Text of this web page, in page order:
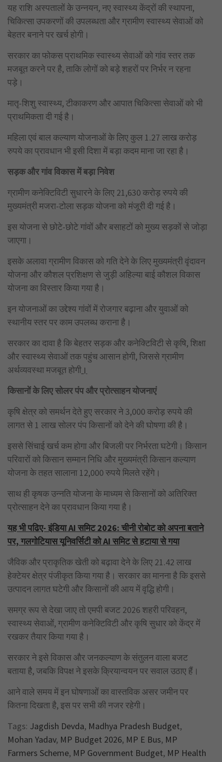
यह राशि अस्पतालों के उन्नयन, नए स्वास्थ्य केंद्रों की स्थापना,
चिकित्सा उपकरणों की उपलब्धता और ग्रामीण स्वास्थ्य सेवाओं को
बेहतर बनाने पर खर्च होगी।
सरकार का फोकस प्राथमिक स्वास्थ्य सेवाओं को गांव स्तर तक
मजबूत करने पर है, ताकि लोगों को बड़े शहरों पर निर्भर न रहना
पड़े।
मातृ-शिशु स्वास्थ्य, टीकाकरण और आपात चिकित्सा सेवाओं को भी
प्राथमिकता दी गई है।
महिला एवं बाल कल्याण योजनाओं के लिए कुल 1.27 लाख करोड़
रुपये का प्रावधान भी इसी दिशा में बड़ा कदम माना जा रहा है।
सड़क और गांव विकास में बड़ा निवेश
ग्रामीण कनेक्टिविटी सुधारने के लिए 21,630 करोड़ रुपये की
मुख्यमंत्री मजरा-टोला सड़क योजना को मंजूरी दी गई है।
इस योजना से छोटे-छोटे गांवों और बसाहटों को मुख्य सड़कों से जोड़ा
जाएगा।
इसके अलावा ग्रामीण विकास को गति देने के लिए मुख्यमंत्री वृंदावन
योजना और कौशल प्रशिक्षण से जुड़ी अहिल्या बाई कौशल विकास
योजना का विस्तार किया गया है।
इन योजनाओं का उद्देश्य गांवों में रोजगार बढ़ाना और युवाओं को
स्थानीय स्तर पर काम उपलब्ध कराना है।
सरकार का दावा है कि बेहतर सड़क और कनेक्टिविटी से कृषि, शिक्षा
और स्वास्थ्य सेवाओं तक पहुंच आसान होगी, जिससे ग्रामीण
अर्थव्यवस्था मजबूत होगी ।
किसानों के लिए सोलर पंप और प्रोत्साहन योजनाएं
कृषि क्षेत्र को समर्थन देते हुए सरकार ने 3,000 करोड़ रुपये की
लागत से 1 लाख सोलर पंप किसानों को देने की घोषणा की है।
इससे सिंचाई खर्च कम होगा और बिजली पर निर्भरता घटेगी। किसान
परिवारों को किसान सम्मान निधि और मुख्यमंत्री किसान कल्याण
योजना के तहत सालाना 12,000 रुपये मिलते रहेंगे।
साथ ही कृषक उन्नति योजना के माध्यम से किसानों को अतिरिक्त
प्रोत्साहन देने का प्रावधान किया गया है।
यह भी पढिए- इंडिया AI समिट 2026: चीनी रोबोट को अपना बताने
पर, गलगोटियास यूनिवर्सिटी को AI समिट से हटाया से गया
जैविक और प्राकृतिक खेती को बढ़ावा देने के लिए 21.42 लाख
हेक्टेयर क्षेत्र पंजीकृत किया गया है। सरकार का मानना है कि इससे
उत्पादन लागत घटेगी और किसानों की आय में वृद्धि होगी।
समग्र रूप से देखा जाए तो एमपी बजट 2026 शहरी परिवहन,
स्वास्थ्य सेवाओं, ग्रामीण कनेक्टिविटी और कृषि सुधार को केंद्र में
रखकर तैयार किया गया है।
सरकार ने इसे विकास और जनकल्याण के संतुलन वाला बजट
बताया है, जबकि विपक्ष ने इसके क्रियान्वयन पर सवाल उठाए हैं।
आने वाले समय में इन घोषणाओं का वास्तविक असर जमीन पर
कितना दिखता है, इस पर सभी की नजर रहेगी।
Tags: Jagdish Devda, Madhya Pradesh Budget,
Mohan Yadav, MP Budget 2026, MP E Bus, MP
Farmers Scheme, MP Government Budget, MP Health